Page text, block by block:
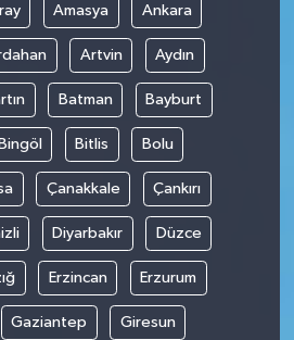
Amasya Ankara
Artvin Aydın
Batman Bayburt
Bingöl Bitlis Bolu
Çanakkale Çankırı
Diyarbakır Düzce
Erzincan Erzurum
Gaziantep Giresun